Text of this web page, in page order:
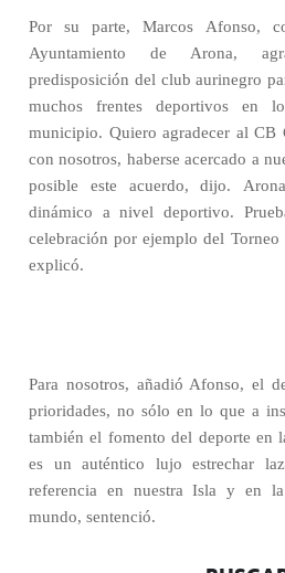
Por su parte, Marcos Afonso,
Ayuntamiento de Arona,
predisposición del club aurinegro
muchos frentes deportivos en
municipio. Quiero agradecer al CB
con nosotros, haberse acercado a
posible este acuerdo, dijo.
dinámico a nivel deportivo.
celebración por ejemplo del Torneo
explicó.
Para nosotros, añadió Afonso, el
prioridades, no sólo en lo que a
también el fomento del deporte en la
es un auténtico lujo estrechar
referencia en nuestra Isla y en
mundo, sentenció.